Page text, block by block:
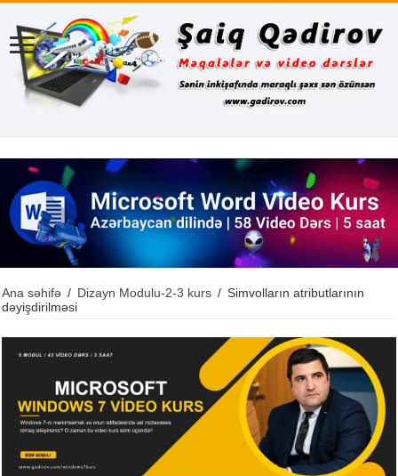
Ana səhifə / Dizayn Modulu-2-3 kurs / Simvolların atributlarının
dəyişdirilməsi